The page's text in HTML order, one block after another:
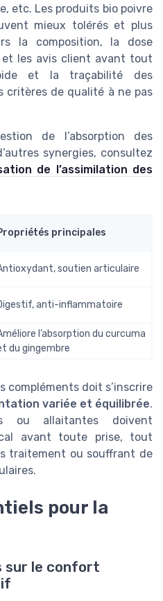
etc. Les produits bio poivre
mieux tolérés et plus
la composition, la dose
et les avis client avant tout
et la traçabilité des
critères de qualité à ne pas
de l’absorption des
synergies, consultez
de l’assimilation des
principales
soutien articulaire
anti-inflammatoire
l’absorption du curcuma
du gingembre
compléments doit s’inscrire
variée et équilibrée.
ou allaitantes doivent
avant toute prise, tout
traitement ou souffrant de
pour la
sur le confort